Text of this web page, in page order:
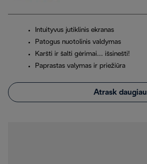
Intuityvus jutiklinis ekranas
Patogus nuotolinis valdymas
Karšti ir šalti gėrimai... išsinešti!
Paprastas valymas ir priežiūra
Atrask daugiau